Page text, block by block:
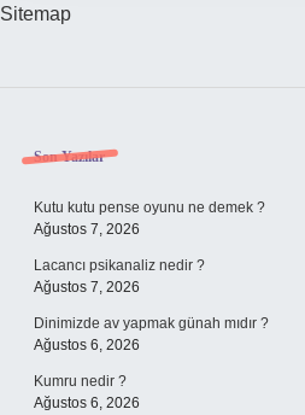
Sitemap
Sidebar
Son Yazılar
Kutu kutu pense oyunu ne demek ?
Ağustos 7, 2026
Lacancı psikanaliz nedir ?
Ağustos 7, 2026
Dinimizde av yapmak günah mıdır ?
Ağustos 6, 2026
Kumru nedir ?
Ağustos 6, 2026